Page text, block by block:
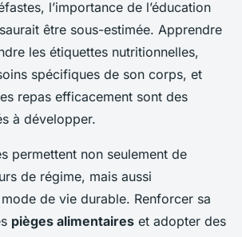
l’importance de l’éducation
être sous-estimée. Apprendre
les étiquettes nutritionnelles,
spécifiques de son corps, et
repas efficacement sont des
à développer.
permettent non seulement de
de régime, mais aussi
de vie durable. Renforcer sa
pièges alimentaires et adopter des